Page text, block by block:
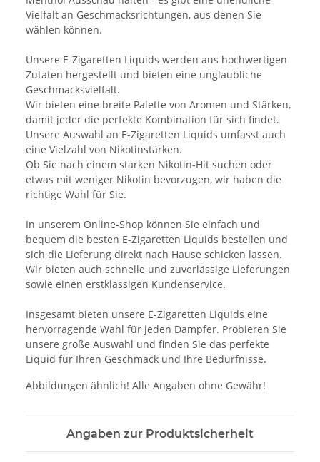
Vielfalt an Geschmacksrichtungen, aus denen Sie
wählen können.
Unsere E-Zigaretten Liquids werden aus hochwertigen
Zutaten hergestellt und bieten eine unglaubliche
Geschmacksvielfalt.
Wir bieten eine breite Palette von Aromen und Stärken,
damit jeder die perfekte Kombination für sich findet.
Unsere Auswahl an E-Zigaretten Liquids umfasst auch
eine Vielzahl von Nikotinstärken.
Ob Sie nach einem starken Nikotin-Hit suchen oder
etwas mit weniger Nikotin bevorzugen, wir haben die
richtige Wahl für Sie.
In unserem Online-Shop können Sie einfach und
bequem die besten E-Zigaretten Liquids bestellen und
sich die Lieferung direkt nach Hause schicken lassen.
Wir bieten auch schnelle und zuverlässige Lieferungen
sowie einen erstklassigen Kundenservice.
Insgesamt bieten unsere E-Zigaretten Liquids eine
hervorragende Wahl für jeden Dampfer. Probieren Sie
unsere große Auswahl und finden Sie das perfekte
Liquid für Ihren Geschmack und Ihre Bedürfnisse.
Abbildungen ähnlich! Alle Angaben ohne Gewähr!
Angaben zur Produktsicherheit